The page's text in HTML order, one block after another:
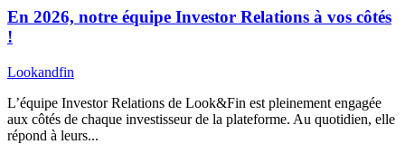
En 2026, notre équipe Investor Relations à vos côtés
!
Lookandfin
L’équipe Investor Relations de Look&Fin est pleinement engagée
aux côtés de chaque investisseur de la plateforme. Au quotidien, elle
répond à leurs...